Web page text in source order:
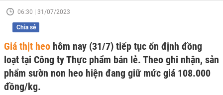
06:30 | 31/07/2023
Chia sẻ
Giá thịt heo hôm nay (31/7) tiếp tục ổn định đồng
loạt tại Công ty Thực phẩm bán lẻ. Theo ghi nhận, sản
phẩm sườn non heo hiện đang giữ mức giá 108.000
đồng/kg.